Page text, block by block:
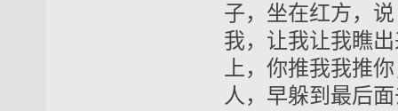
子，坐在红方，
我，让我让我瞧
上，你推我我推
人，早躲到最后